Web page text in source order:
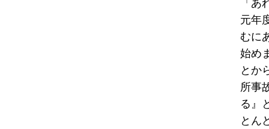
「
元年
むに
始め
とか
所事
る』
とん